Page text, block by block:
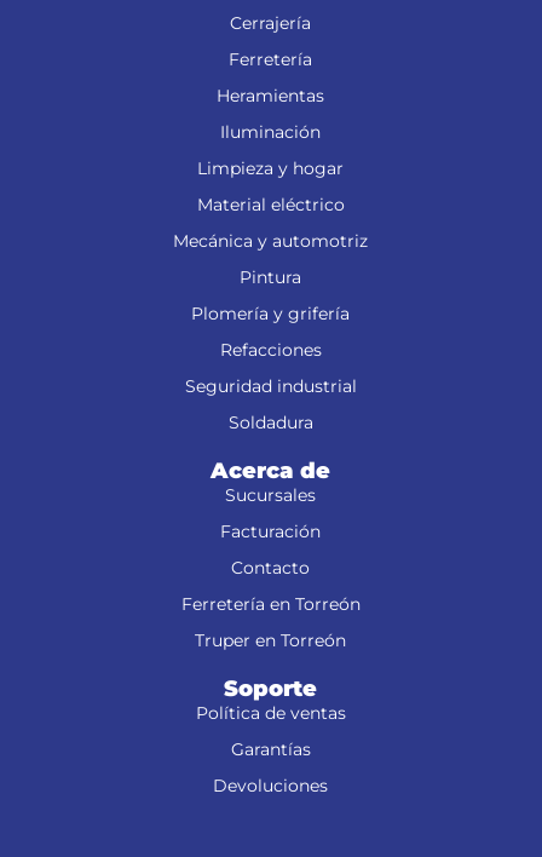
Cerrajería
Ferretería
Heramientas
Iluminación
Limpieza y hogar
Material eléctrico
Mecánica y automotriz
Pintura
Plomería y grifería
Refacciones
Seguridad industrial
Soldadura
Acerca de
Sucursales
Facturación
Contacto
Ferretería en Torreón
Truper en Torreón
Soporte
Política de ventas
Garantías
Devoluciones